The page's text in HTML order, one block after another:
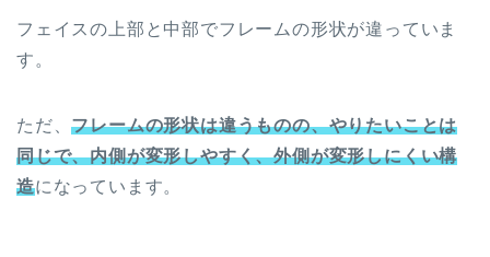
フェイスの上部と中部でフレームの形状が違っていま
す。
ただ、フレームの形状は違うものの、やりたいことは
同じで、内側が変形しやすく、外側が変形しにくい構
造になっています。